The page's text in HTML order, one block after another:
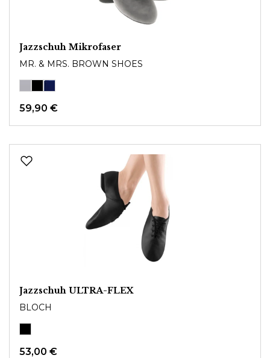
Jazzschuh Mikrofaser
MR. & MRS. BROWN SHOES
59,90 €
Jazzschuh ULTRA-FLEX
BLOCH
53,00 €